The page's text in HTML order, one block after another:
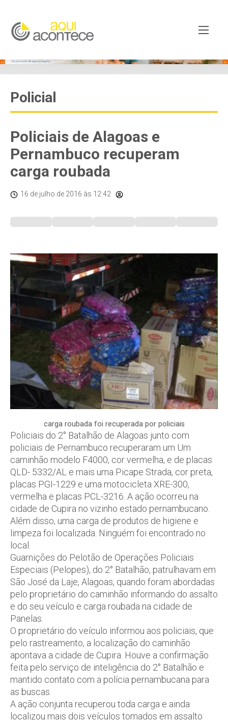
Policial
Policiais de Alagoas e
Pernambuco recuperam
carga roubada
16 de julho de 2016 às 12:42
carga roubada foi recuperada por policiais
Policiais do 2° Batalhão de Alagoas junto com
policiais de Pernambuco recuperaram um Um
caminhão modelo F4000, cor vermelha, e de placas
QLD- 5332/AL e mais uma Picape Strada, cor preta,
placas PGI-1229 e uma motocicleta XRE-300,
vermelha e placas PCL-3216. A ação ocorreu na
cidade de Cupira no vizinho estado pernambucano.
Além disso, uma carga de produtos de higiene e
limpeza foi localizada. Ninguém foi encontrado no
local.
Guarnições do Pelotão de Operações Policiais
Especiais (Pelopes), do 2° Batalhão, patrulhavam em
São José da Laje, Alagoas, quando foram abordadas
pelo proprietário do caminhão informando do assalto
e do seu veículo e carga roubada na cidade de
Panelas.
O proprietário do veículo informou aos policiais, que
pelo rastreamento, a localização do caminhão
apontava a cidade de Cupira. Houve a confirmação
feita pelo serviço de inteligência do 2° Batalhão e
mantido contato com a polícia pernambucana para
as buscas.
A ação conjunta recuperou toda carga e ainda
localizou mais dois veículos tomados em assalto